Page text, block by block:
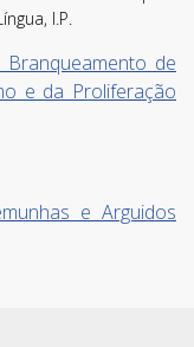
I.P.
de
e da Proliferação
e Arguidos